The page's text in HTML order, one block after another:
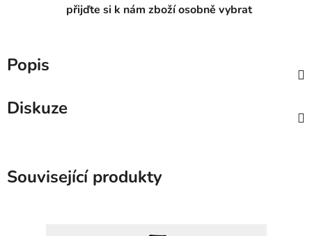
přijďte si k nám zboží osobně vybrat
Popis
Diskuze
Související produkty